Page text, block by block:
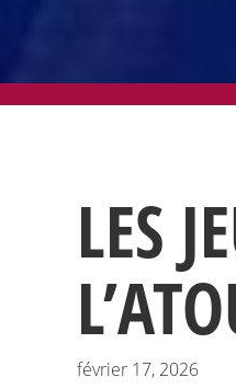
LES
février 17, 2026